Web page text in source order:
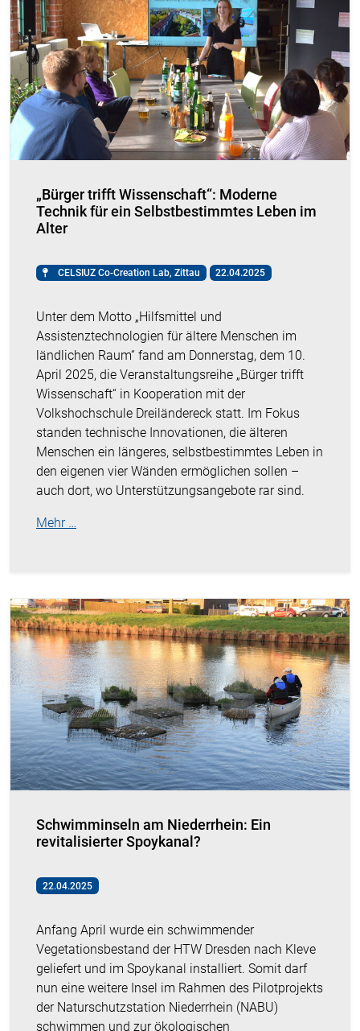
„Bürger trifft Wissenschaft“: Moderne
Technik für ein Selbstbestimmtes Leben im
Alter
CELSIUZ Co-Creation Lab, Zittau 22.04.2025
Unter dem Motto „Hilfsmittel und
Assistenztechnologien für ältere Menschen im
ländlichen Raum“ fand am Donnerstag, dem 10.
April 2025, die Veranstaltungsreihe „Bürger trifft
Wissenschaft“ in Kooperation mit der
Volkshochschule Dreiländereck statt. Im Fokus
standen technische Innovationen, die älteren
Menschen ein längeres, selbstbestimmtes Leben in
den eigenen vier Wänden ermöglichen sollen –
auch dort, wo Unterstützungsangebote rar sind.
Mehr …
Schwimminseln am Niederrhein: Ein
revitalisierter Spoykanal?
22.04.2025
Anfang April wurde ein schwimmender
Vegetationsbestand der HTW Dresden nach Kleve
geliefert und im Spoykanal installiert. Somit darf
nun eine weitere Insel im Rahmen des Pilotprojekts
der Naturschutzstation Niederrhein (NABU)
schwimmen und zur ökologischen